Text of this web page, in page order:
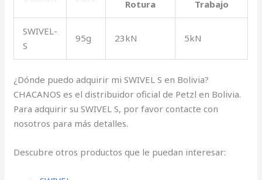
Rotura
Trabajo
SWIVEL-
S
95g 23kN 5kN
¿Dónde puedo adquirir mi SWIVEL S en Bolivia?
CHACANOS es el distribuidor oficial de Petzl en Bolivia.
Para adquirir su SWIVEL S, por favor contacte con
nosotros para más detalles.
Descubre otros productos que le puedan interesar: